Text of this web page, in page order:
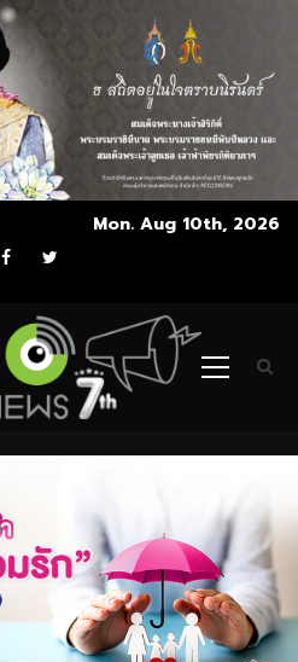
Mon. Aug 10th, 2026
Facebook
Twitter
Primary